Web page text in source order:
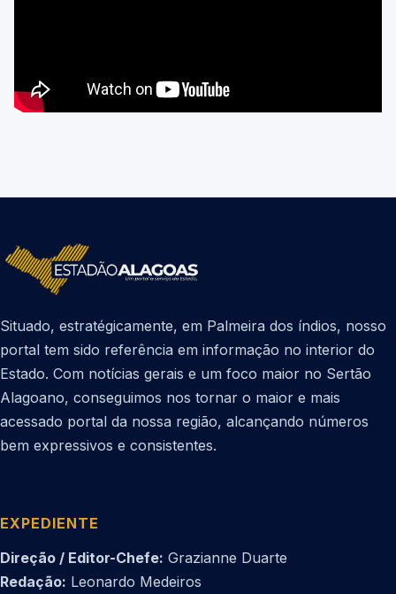
Situado, estratégicamente, em Palmeira dos índios, nosso
portal tem sido referência em informação no interior do
Estado. Com notícias gerais e um foco maior no Sertão
Alagoano, conseguimos nos tornar o maior e mais
acessado portal da nossa região, alcançando números
bem expressivos e consistentes.
EXPEDIENTE
Direção / Editor-Chefe: Grazianne Duarte
Redação: Leonardo Medeiros